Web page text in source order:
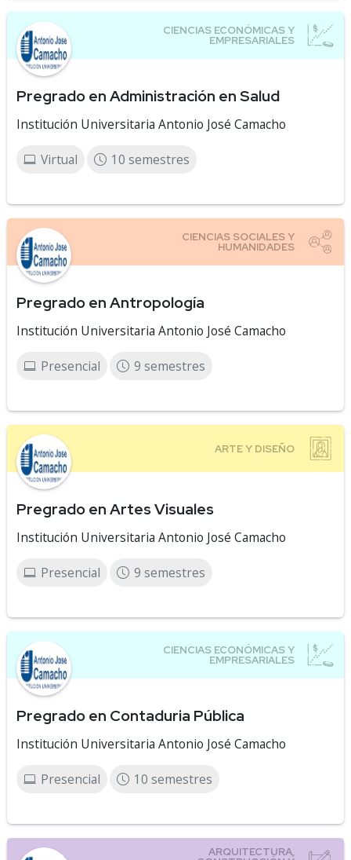
Pregrado en Administración en Salud
Institución Universitaria Antonio José Camacho
Virtual 10 semestres
Pregrado en Antropología
Institución Universitaria Antonio José Camacho
Presencial 9 semestres
Pregrado en Artes Visuales
Institución Universitaria Antonio José Camacho
Presencial 9 semestres
Pregrado en Contaduria Pública
Institución Universitaria Antonio José Camacho
Presencial 10 semestres